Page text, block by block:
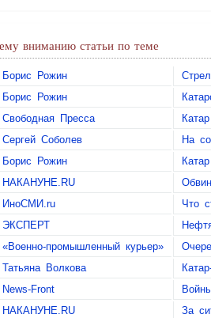
вниманию статьи по теме
Борис Рожин
Борис Рожин
Свободная Пресса
Сергей Соболев На
Борис Рожин
НАКАНУНЕ.RU
ИноСМИ.ru Что
ЭКСПЕРТ
«Военно-промышленный курьер»
Татьяна Волкова
News-Front
НАКАНУНЕ.RU За